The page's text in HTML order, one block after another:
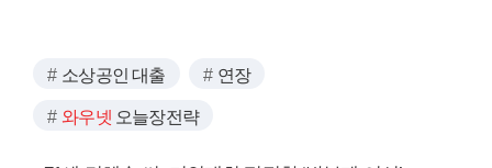
소상공인 대출 연장
와우넷 오늘장전략